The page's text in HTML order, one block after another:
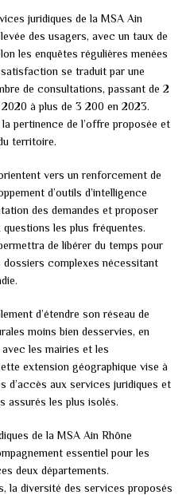
juridiques de la MSA Ain
des usagers, avec un taux de
les enquêtes régulières menées
se traduit par une
de consultations, passant de 2
à plus de 3 200 en 2023.
pertinence de l’offre proposée et
territoire.
vers un renforcement de
d’outils d’intelligence
des demandes et proposer
les plus fréquentes.
de libérer du temps pour
complexes nécessitant
d’étendre son réseau de
moins bien desservies, en
les mairies et les
extension géographique vise à
d’accès aux services juridiques et
assurés les plus isolés.
de la MSA Ain Rhône
essentiel pour les
deux départements.
la diversité des services proposés